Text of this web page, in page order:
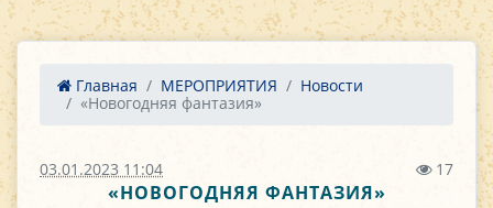
Главная МЕРОПРИЯТИЯ
Новости
«Новогодняя фантазия»
03.01.2023 11:04 17
«НОВОГОДНЯЯ ФАНТАЗИЯ»